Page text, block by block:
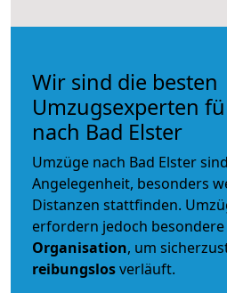
Wir sind die besten
Umzugsexperten
nach Bad Elster
Umzüge nach Bad Elster
Angelegenheit, besonders
Distanzen stattfinden.
erfordern jedoch besondere
Organisation, um
reibungslosverläuft.